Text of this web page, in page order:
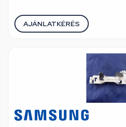
AJÁNLATKÉRÉS